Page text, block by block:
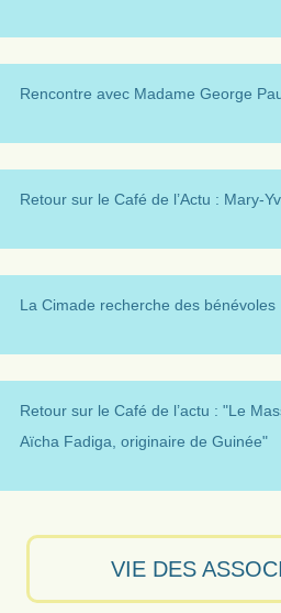
Rencontre avec Madame George
Retour sur le Café de l’Actu : Mary-
La Cimade recherche des bénévoles
Retour sur le Café de l’actu : "Le
Aïcha Fadiga, originaire de Guinée"
VIE DES